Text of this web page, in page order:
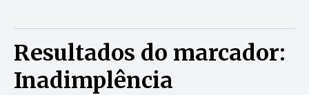
Resultados do marcador:
Inadimplência